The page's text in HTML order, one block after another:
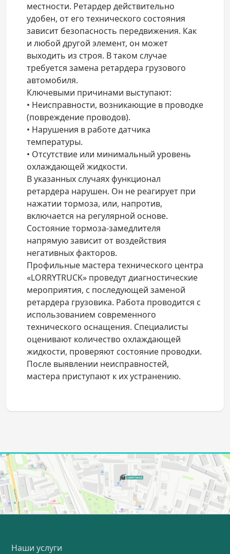
местности. Ретардер действительно
удобен, от его технического состояния
зависит безопасность передвижения. Как
и любой другой элемент, он может
выходить из строя. В таком случае
требуется замена ретардера грузового
автомобиля.
Ключевыми причинами выступают:
• Неисправности, возникающие в проводке
(повреждение проводов).
• Нарушения в работе датчика
температуры.
• Отсутствие или минимальный уровень
охлаждающей жидкости.
В указанных случаях функционал
ретардера нарушен. Он не реагирует при
нажатии тормоза, или, напротив,
включается на регулярной основе.
Состояние тормоза-замедлителя
напрямую зависит от воздействия
негативных факторов.
Профильные мастера технического центра
«LORRYTRUCK» проведут диагностические
мероприятия, с последующей заменой
ретардера грузовика. Работа проводится с
использованием современного
технического оснащения. Специалисты
оценивают количество охлаждающей
жидкости, проверяют состояние проводки.
После выявлении неисправностей,
мастера приступают к их устранению.
Наши услуги